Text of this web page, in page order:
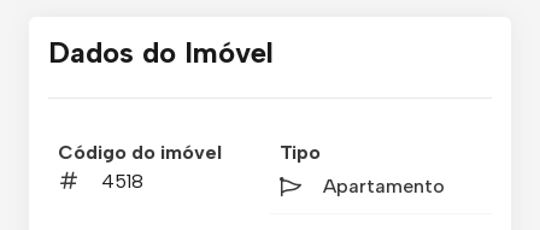
Dados do Imóvel
Código do imóvel
4518
Tipo
Apartamento